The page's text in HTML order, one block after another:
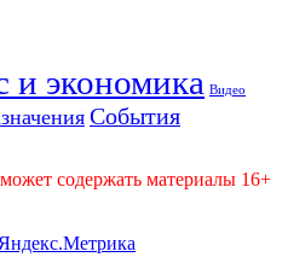
и экономика Видео
События
содержать материалы 16+